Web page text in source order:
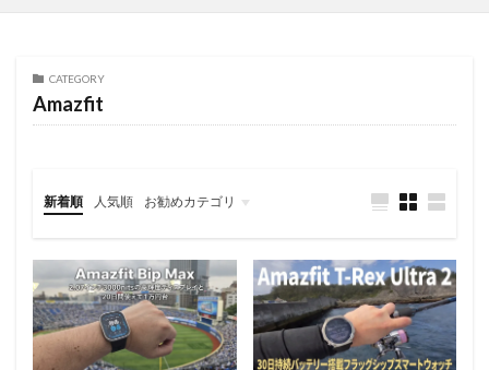
CATEGORY
Amazfit
新着順 人気順 お勧めカテゴリ